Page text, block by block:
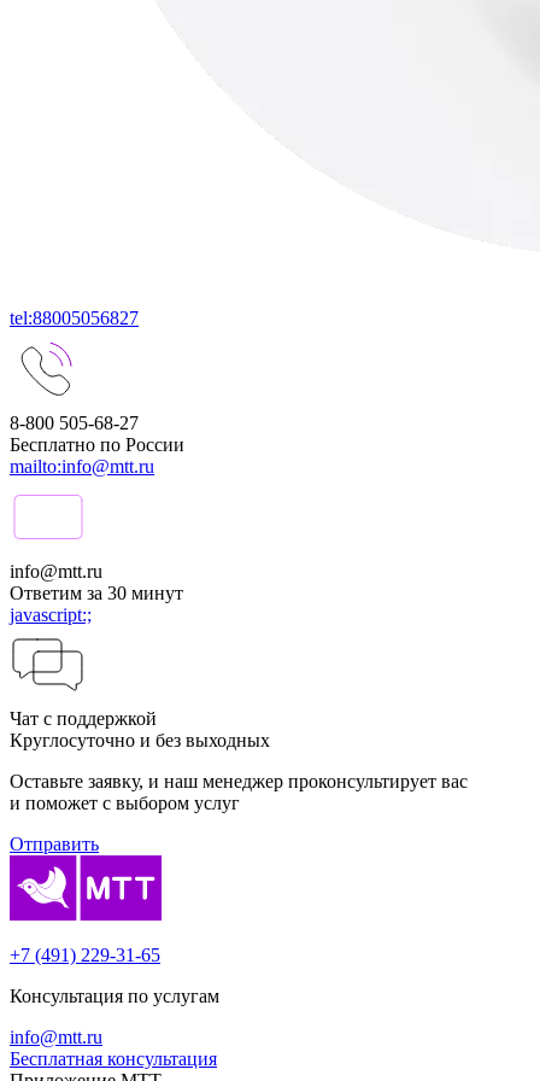
tel:88005056827
8-800 505-68-27
Бесплатно по России
mailto:info@mtt.ru
info@mtt.ru
Ответим за 30 минут
javascript:;
Чат с поддержкой
Круглосуточно и без выходных
Оставьте заявку, и наш менеджер проконсуль­тирует вас
и поможет с выбором услуг
Отправить
+7 (491) 229-31-65
Консультация по услугам
info@mtt.ru
Бесплатная консультация